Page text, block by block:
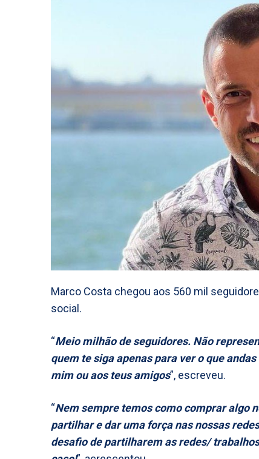
Marco Costa chegou aos 560 mil
social.
“Meio milhão de seguidores. Não
quem te siga apenas para ver o que
mim ou aos teus amigos”, escreveu.
“Nem sempre temos como comprar algo
partilhar e dar uma força nas nossas
desafio de partilharem as redes/